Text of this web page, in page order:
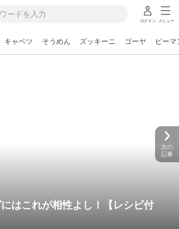
ログイン メニュー
キャベツ そうめん ズッキーニ ゴーヤ ピーマ
はこれが相性よし！【レシピ付
次の
記事